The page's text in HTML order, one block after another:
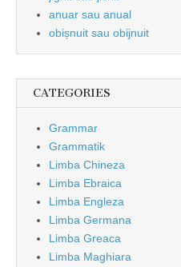
anuar sau anual
obișnuit sau obijnuit
CATEGORIES
Grammar
Grammatik
Limba Chineza
Limba Ebraica
Limba Engleza
Limba Germana
Limba Greaca
Limba Maghiara